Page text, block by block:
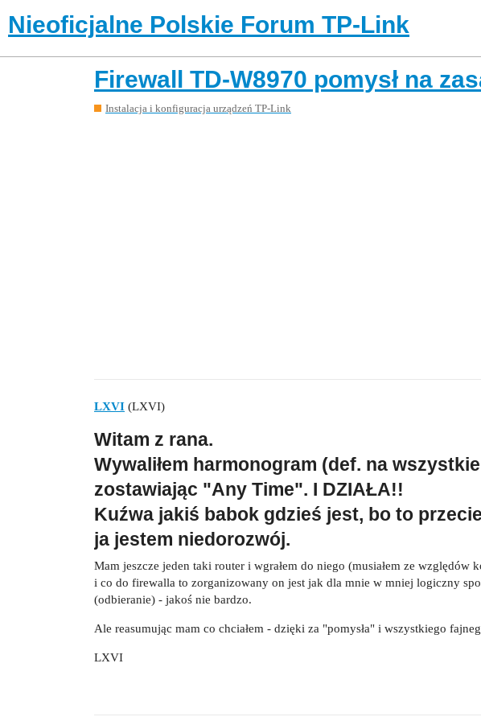
Nieoficjalne Polskie Forum TP-Link
Firewall TD-W8970 pomysł na
Instalacja i konfiguracja urządzeń TP-Link
LXVI (LXVI)
Witam z rana.
Wywaliłem harmonogram (def. na
zostawiając "Any Time". I DZIAŁA!!
Kuźwa jakiś babok gdzieś jest, bo to
ja jestem niedorozwój.
Mam jeszcze jeden taki router i wgrałem do niego (musiałem ze
i co do firewalla to zorganizowany on jest jak dla mnie w mniej logiczny
(odbieranie) - jakoś nie bardzo.
Ale reasumując mam co chciałem - dzięki za "pomysła" i wszystkiego
LXVI